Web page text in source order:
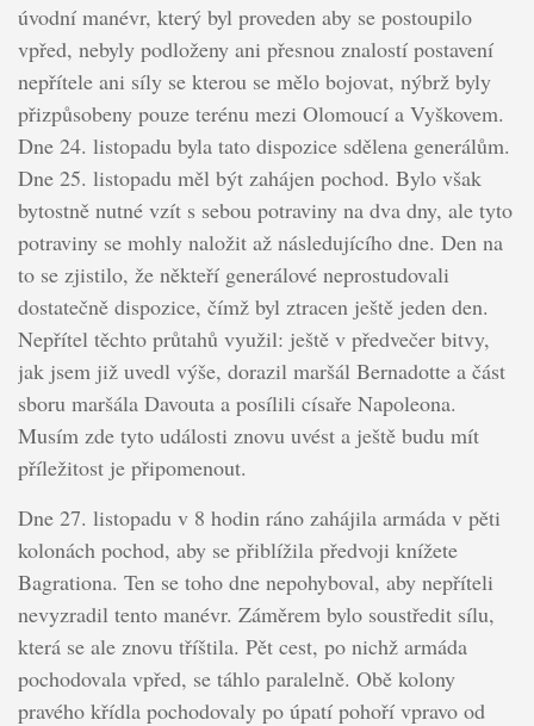
úvodní manévr, který byl proveden aby se postoupilo
vpřed, nebyly podloženy ani přesnou znalostí postavení
nepřítele ani síly se kterou se mělo bojovat, nýbrž byly
přizpůsobeny pouze terénu mezi Olomoucí a Vyškovem.
Dne 24. listopadu byla tato dispozice sdělena generálům.
Dne 25. listopadu měl být zahájen pochod. Bylo však
bytostně nutné vzít s sebou potraviny na dva dny, ale tyto
potraviny se mohly naložit až následujícího dne. Den na
to se zjistilo, že někteří generálové neprostudovali
dostatečně dispozice, čímž byl ztracen ještě jeden den.
Nepřítel těchto průtahů využil: ještě v předvečer bitvy,
jak jsem již uvedl výše, dorazil maršál Bernadotte a část
sboru maršála Davouta a posílili císaře Napoleona.
Musím zde tyto události znovu uvést a ještě budu mít
příležitost je připomenout.
Dne 27. listopadu v 8 hodin ráno zahájila armáda v pěti
kolonách pochod, aby se přiblížila předvoji knížete
Bagrationa. Ten se toho dne nepohyboval, aby nepříteli
nevyzradil tento manévr. Záměrem bylo soustředit sílu,
která se ale znovu tříštila. Pět cest, po nichž armáda
pochodovala vpřed, se táhlo paralelně. Obě kolony
pravého křídla pochodovaly po úpatí pohoří vpravo od